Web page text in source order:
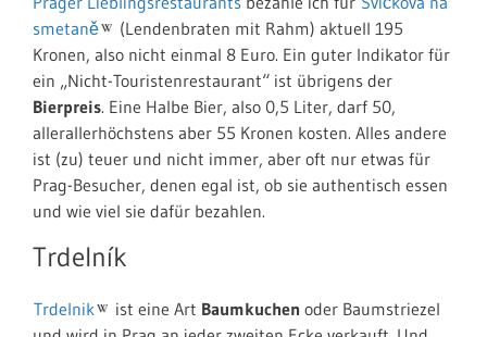
smetaně
(Lendenbraten mit Rahm) aktuell 195
Kronen, also nicht einmal 8 Euro. Ein guter Indikator für
ein „Nicht-Touristenrestaurant“ ist übrigens der
Bierpreis. Eine Halbe Bier, also 0,5 Liter, darf 50,
allerallerhöchstens aber 55 Kronen kosten. Alles andere
ist (zu) teuer und nicht immer, aber oft nur etwas für
Prag-Besucher, denen egal ist, ob sie authentisch essen
und wie viel sie dafür bezahlen.
Trdelník
Trdelnik ist eine Art Baumkuchen oder Baumstriezel